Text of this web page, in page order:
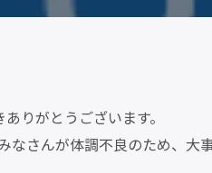
りがとうございます。
さんが体調不良のため、大